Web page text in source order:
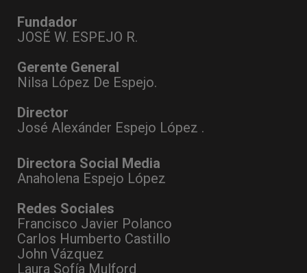
Fundador
JOSÉ W. ESPEJO R.
Gerente General
Nilsa López De Espejo.
Director
José Alexánder Espejo López .
Directora Social Media
Anaholena Espejo López
Redes Sociales
Francisco Javier Polanco
Carlos Humberto Castillo
John Vázquez
Laura Sofía Mulford